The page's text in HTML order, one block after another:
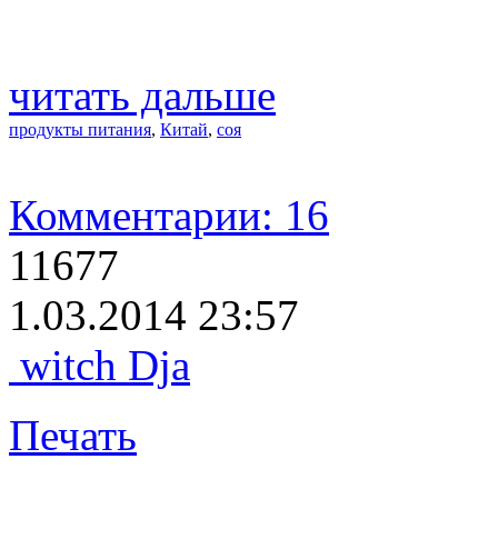
читать дальше
продукты питания, Китай, соя
Комментарии: 16
11677
1.03.2014 23:57
witch Dja
Печать